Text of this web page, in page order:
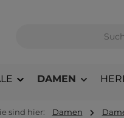
DAMEN
sind hier: Damen